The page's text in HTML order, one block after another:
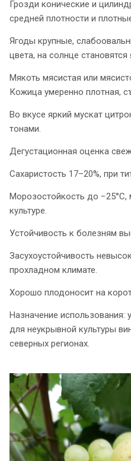
Грозди конические и
средней плотности и
Ягоды крупные,
цвета, на солнце
Мякоть мясистая или
Кожица умеренно плотная,
Во вкусе яркий мускат
тонами.
Дегустационная оценка
Сахаристость 17–20%, при
Морозостойкость до
культуре.
Устойчивость к болезням
Засухоустойчивость
прохладном климате.
Хорошо плодоносит на
Назначение использования:
для неукрывной культуры
северных регионах.